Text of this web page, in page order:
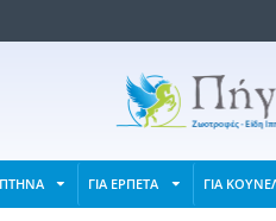
ΠΤΗΝΑ ΓΙΑ ΕΡΠΕΤΑ ΓΙΑ